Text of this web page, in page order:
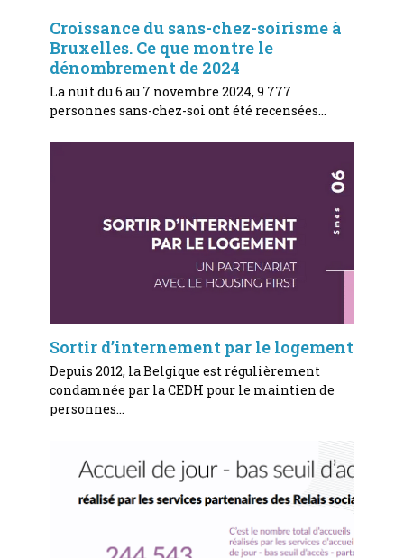
Croissance du sans-chez-soirisme à
Bruxelles. Ce que montre le
dénombrement de 2024
La nuit du 6 au 7 novembre 2024, 9 777
personnes sans-chez-soi ont été recensées…
Sortir d’internement par le logement
Depuis 2012, la Belgique est régulièrement
condamnée par la CEDH pour le maintien de
personnes…